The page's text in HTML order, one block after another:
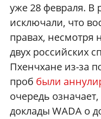
уже 28 февраля. В
исключали, что
правах, несмотря
двух российских
Пхенчхане из-за
проб были
очередь
доклады WADA о